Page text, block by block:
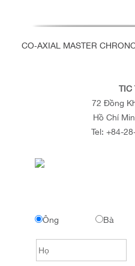
CO‑AXIAL MASTER
TIC
72 Đồng
Hồ Chí
Tel: +84-
Ông Bà